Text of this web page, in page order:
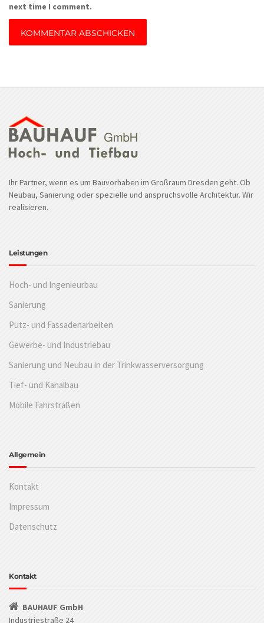
next time I comment.
Ihr Partner, wenn es um Bauvorhaben im Großraum Dresden geht. Ob
Neubau, Sanierung oder spezielle und anspruchsvolle Architektur. Wir
realisieren.
Leistungen
Hoch- und Ingenieurbau
Sanierung
Putz- und Fassadenarbeiten
Gewerbe- und Industriebau
Sanierung und Neubau in der Trinkwasserversorgung
Tief- und Kanalbau
Mobile Fahrstraßen
Allgemein
Kontakt
Impressum
Datenschutz
Kontakt
BAUHAUF GmbH
Industriestraße 24